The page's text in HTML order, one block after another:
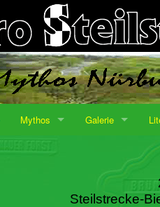
Mythos Galerie
Steilstrecke-